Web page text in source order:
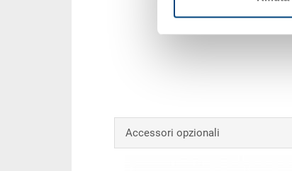
Accessori opzionali